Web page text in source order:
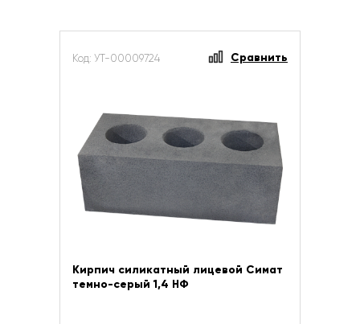
Код: УТ-00009724 Сравнить
Кирпич силикатный лицевой Симат
темно-серый 1,4 НФ